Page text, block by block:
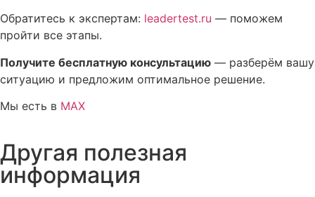
Обратитесь к экспертам: leadertest.ru — поможем
пройти все этапы.
Получите бесплатную консультацию — разберём вашу
ситуацию и предложим оптимальное решение.
Мы есть в MAX
Другая полезная
информация